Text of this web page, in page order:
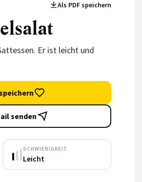
Als PDF speichern
Er ist leicht und
senden
SCHWIERIGKEIT
Leicht